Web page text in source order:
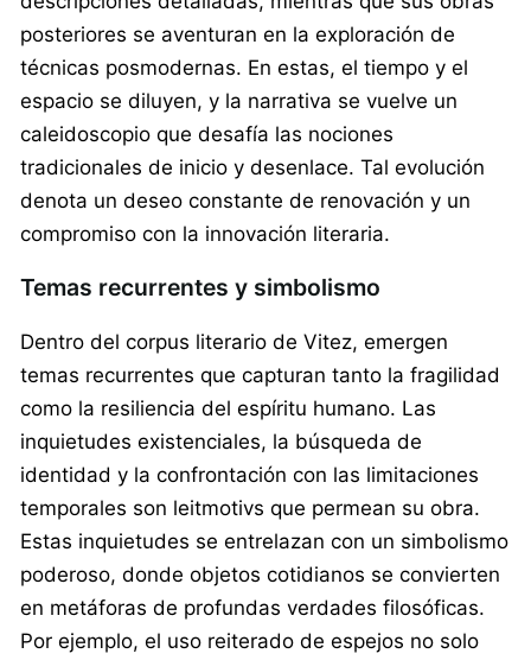
posteriores se aventuran en la exploración de
técnicas posmodernas. En estas, el tiempo y el
espacio se diluyen, y la narrativa se vuelve un
caleidoscopio que desafía las nociones
tradicionales de inicio y desenlace. Tal evolución
denota un deseo constante de renovación y un
compromiso con la innovación literaria.
Temas recurrentes y simbolismo
Dentro del corpus literario de Vitez, emergen
temas recurrentes que capturan tanto la fragilidad
como la resiliencia del espíritu humano. Las
inquietudes existenciales, la búsqueda de
identidad y la confrontación con las limitaciones
temporales son leitmotivs que permean su obra.
Estas inquietudes se entrelazan con un simbolismo
poderoso, donde objetos cotidianos se convierten
en metáforas de profundas verdades filosóficas.
Por ejemplo, el uso reiterado de espejos no solo